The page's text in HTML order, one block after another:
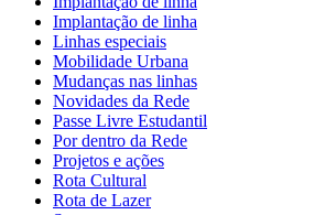
Implantação de linha
Linhas especiais
Mobilidade Urbana
Mudanças nas linhas
Novidades da Rede
Passe Livre Estudantil
Por dentro da Rede
Projetos e ações
Rota Cultural
Rota de Lazer